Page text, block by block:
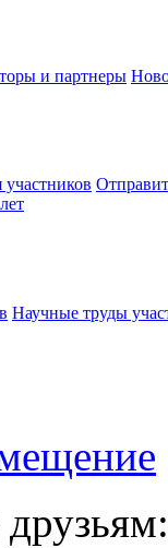
и партнеры
участников
Научные труды
друзьям: